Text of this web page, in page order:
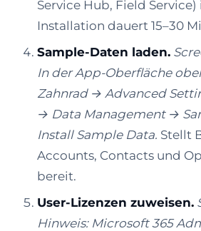
Service Hub, Field
Installation dauert 15–30
Sample-Daten laden.
In der App-Oberfläche
Zahnrad → Advanced
→ Data Management →
Install Sample Data. Stellt
Accounts, Contacts und
bereit.
User-Lizenzen zuweisen.
Hinweis: Microsoft 365